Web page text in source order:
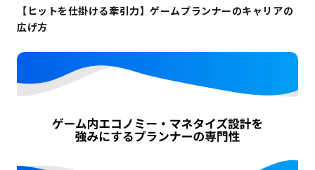
【ヒットを仕掛ける牽引力】ゲームプランナーのキャリアの
広げ方